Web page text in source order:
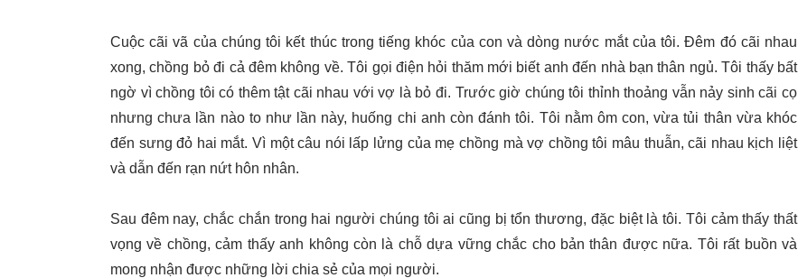
Cuộc cãi vã của chúng tôi kết thúc trong tiếng khóc của con và dòng nước mắt của tôi. Đêm đó cãi nhau
xong, chồng bỏ đi cả đêm không về. Tôi gọi điện hỏi thăm mới biết anh đến nhà bạn thân ngủ. Tôi thấy bất
ngờ vì chồng tôi có thêm tật cãi nhau với vợ là bỏ đi. Trước giờ chúng tôi thỉnh thoảng vẫn nảy sinh cãi cọ
nhưng chưa lần nào to như lần này, huống chi anh còn đánh tôi. Tôi nằm ôm con, vừa tủi thân vừa khóc
đến sưng đỏ hai mắt. Vì một câu nói lấp lửng của mẹ chồng mà vợ chồng tôi mâu thuẫn, cãi nhau kịch liệt
và dẫn đến rạn nứt hôn nhân.
Sau đêm nay, chắc chắn trong hai người chúng tôi ai cũng bị tổn thương, đặc biệt là tôi. Tôi cảm thấy thất
vọng về chồng, cảm thấy anh không còn là chỗ dựa vững chắc cho bản thân được nữa. Tôi rất buồn và
mong nhận được những lời chia sẻ của mọi người.